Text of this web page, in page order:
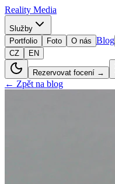
Reality Media
Služby
Portfolio
Foto O nás Blog
CZ
EN
Rezervovat focení →
← Zpět na blog